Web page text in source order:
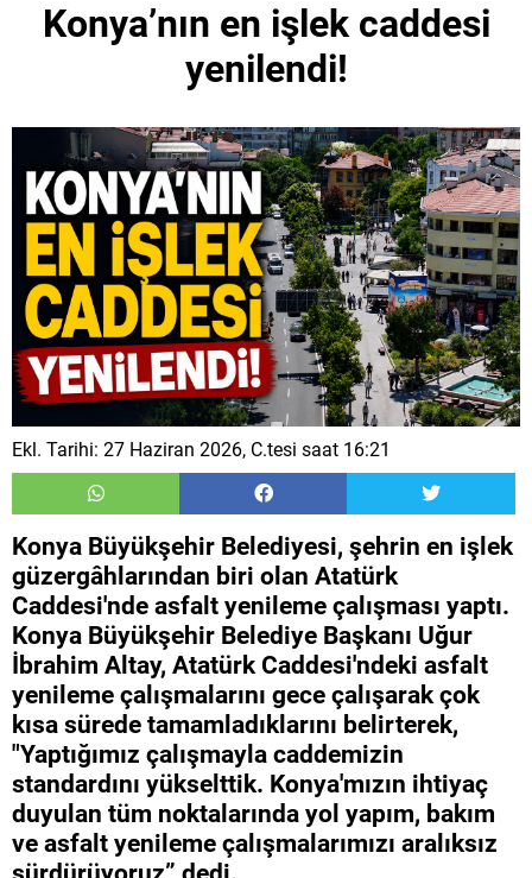
Konya’nın en işlek caddesi
yenilendi!
Ekl. Tarihi: 27 Haziran 2026, C.tesi saat 16:21
Konya Büyükşehir Belediyesi, şehrin en işlek
güzergâhlarından biri olan Atatürk
Caddesi'nde asfalt yenileme çalışması yaptı.
Konya Büyükşehir Belediye Başkanı Uğur
İbrahim Altay, Atatürk Caddesi'ndeki asfalt
yenileme çalışmalarını gece çalışarak çok
kısa sürede tamamladıklarını belirterek,
"Yaptığımız çalışmayla caddemizin
standardını yükselttik. Konya'mızın ihtiyaç
duyulan tüm noktalarında yol yapım, bakım
ve asfalt yenileme çalışmalarımızı aralıksız